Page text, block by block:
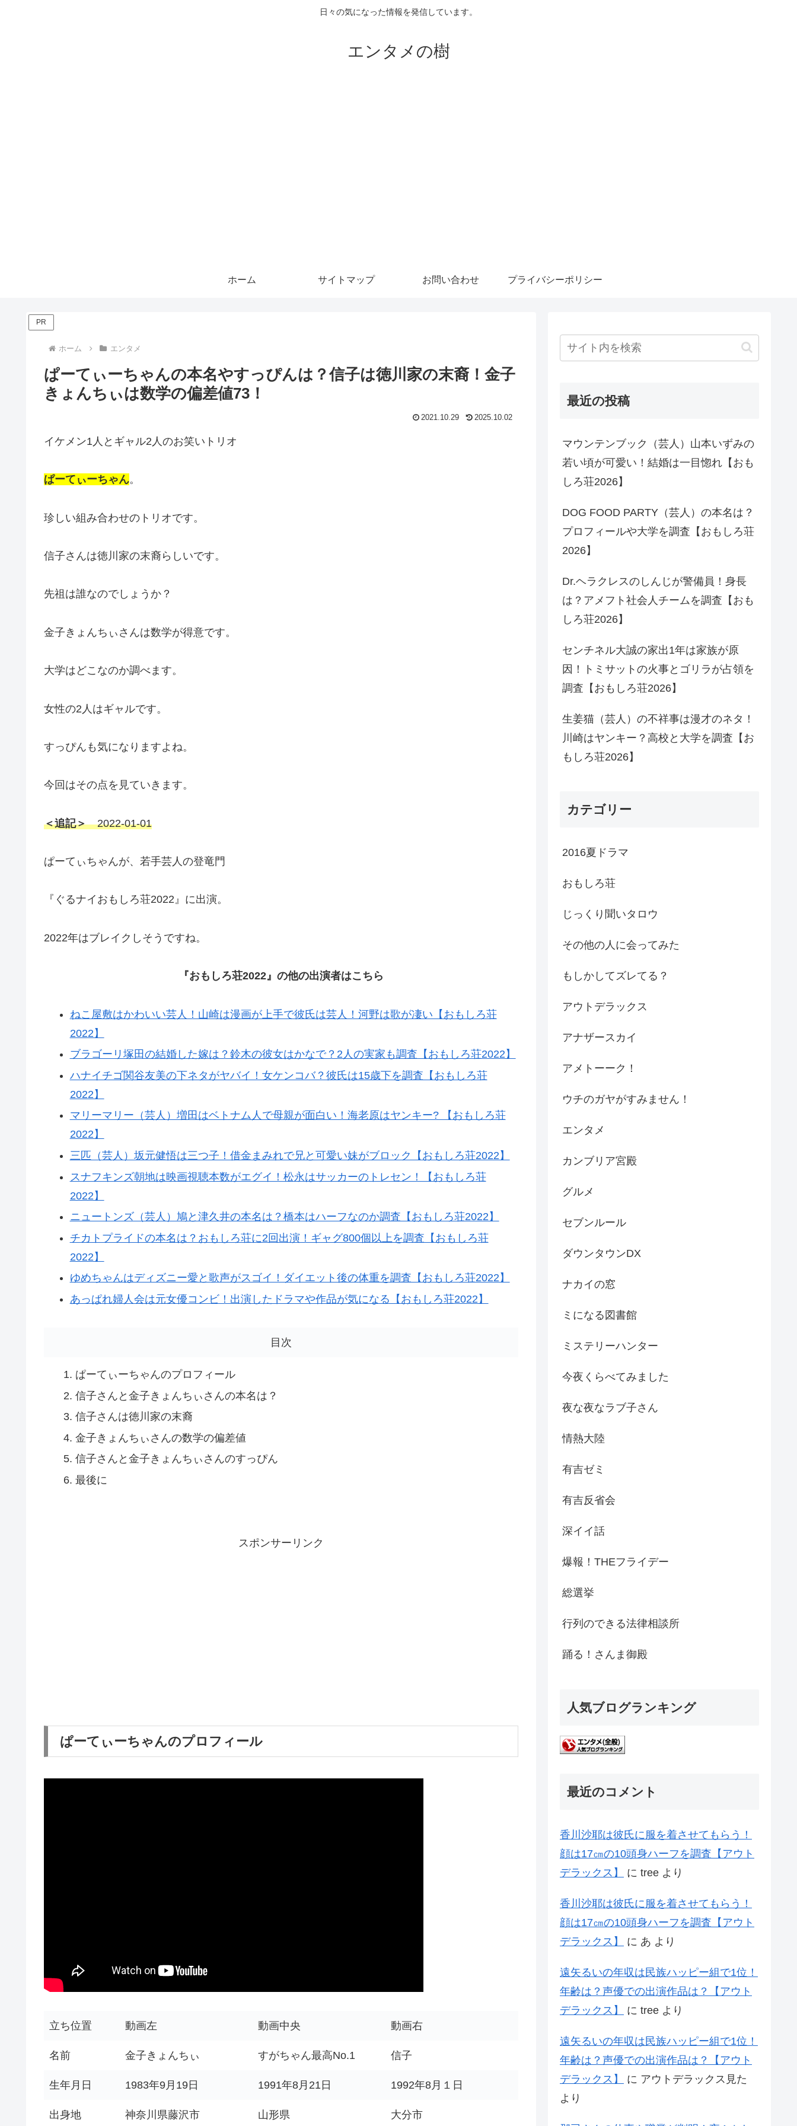
日々の気になった情報を発信しています。
エンタメの樹
ホーム サイトマップ お問い合わせ プライバシーポリシー
PR
ホーム エンタメ
ぱーてぃーちゃんの本名やすっぴんは？信子は徳川家の末裔！金子
きょんちぃは数学の偏差値73！
2021.10.29 2025.10.02
イケメン1人とギャル2人のお笑いトリオ
ぱーてぃーちゃん。
珍しい組み合わせのトリオです。
信子さんは徳川家の末裔らしいです。
先祖は誰なのでしょうか？
金子きょんちぃさんは数学が得意です。
大学はどこなのか調べます。
女性の2人はギャルです。
すっぴんも気になりますよね。
今回はその点を見ていきます。
＜追記＞2022-01-01
ぱーてぃちゃんが、若手芸人の登竜門
『ぐるナイおもしろ荘2022』に出演。
2022年はブレイクしそうですね。
『おもしろ荘2022』の他の出演者はこちら
ねこ屋敷はかわいい芸人！山崎は漫画が上手で彼氏は芸人！河野は歌が凄い【おもしろ荘
2022】
ブラゴーリ塚田の結婚した嫁は？鈴木の彼女はかなで？2人の実家も調査【おもしろ荘2022】
ハナイチゴ関谷友美の下ネタがヤバイ！女ケンコバ？彼氏は15歳下を調査【おもしろ荘
2022】
マリーマリー（芸人）増田はベトナム人で母親が面白い！海老原はヤンキー? 【おもしろ荘
2022】
三匹（芸人）坂元健悟は三つ子！借金まみれで兄と可愛い妹がブロック【おもしろ荘2022】
スナフキンズ朝地は映画視聴本数がエグイ！松永はサッカーのトレセン！【おもしろ荘
2022】
ニュートンズ（芸人）鳩と津久井の本名は？橋本はハーフなのか調査【おもしろ荘2022】
チカトプライドの本名は？おもしろ荘に2回出演！ギャグ800個以上を調査【おもしろ荘
2022】
ゆめちゃんはディズニー愛と歌声がスゴイ！ダイエット後の体重を調査【おもしろ荘2022】
あっぱれ婦人会は元女優コンビ！出演したドラマや作品が気になる【おもしろ荘2022】
目次
ぱーてぃーちゃんのプロフィール
信子さんと金子きょんちぃさんの本名は？
信子さんは徳川家の末裔
金子きょんちぃさんの数学の偏差値
信子さんと金子きょんちぃさんのすっぴん
最後に
スポンサーリンク
ぱーてぃーちゃんのプロフィール
立ち位置 動画左 動画中央 動画右
名前 金子きょんちぃ すがちゃん最高No.1 信子
生年月日 1983年9月19日 1991年8月21日 1992年8月１日
出身地 神奈川県藤沢市 山形県 大分市
最近の投稿
マウンテンブック（芸人）山本いずみの
若い頃が可愛い！結婚は一目惚れ【おも
しろ荘2026】
DOG FOOD PARTY（芸人）の本名は？
プロフィールや大学を調査【おもしろ荘
2026】
Dr.ヘラクレスのしんじが警備員！身長
は？アメフト社会人チームを調査【おも
しろ荘2026】
センチネル大誠の家出1年は家族が原
因！トミサットの火事とゴリラが占領を
調査【おもしろ荘2026】
生姜猫（芸人）の不祥事は漫才のネタ！
川崎はヤンキー？高校と大学を調査【お
もしろ荘2026】
カテゴリー
2016夏ドラマ
おもしろ荘
じっくり聞いタロウ
その他の人に会ってみた
もしかしてズレてる？
アウトデラックス
アナザースカイ
アメトーーク！
ウチのガヤがすみません！
エンタメ
カンブリア宮殿
グルメ
セブンルール
ダウンタウンDX
ナカイの窓
ミになる図書館
ミステリーハンター
今夜くらべてみました
夜な夜なラブ子さん
情熱大陸
有吉ゼミ
有吉反省会
深イイ話
爆報！THEフライデー
総選挙
行列のできる法律相談所
踊る！さんま御殿
人気ブログランキング
最近のコメント
香川沙耶は彼氏に服を着させてもらう！
顔は17㎝の10頭身ハーフを調査【アウト
デラックス】
に tree より
香川沙耶は彼氏に服を着させてもらう！
顔は17㎝の10頭身ハーフを調査【アウト
デラックス】
に あ より
遠矢るいの年収は民族ハッピー組で1位！
年齢は？声優での出演作品は？【アウト
デラックス】
に tree より
遠矢るいの年収は民族ハッピー組で1位！
年齢は？声優での出演作品は？【アウト
デラックス】
に アウトデラックス見た
より